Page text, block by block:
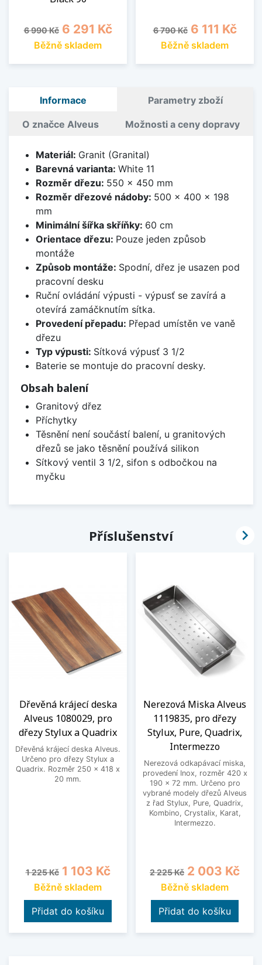
Běžná cena
6 990 Kč Cena
6 291 Kč
Běžně skladem
Běžná cena
6 790 Kč Cena
6 111 Kč
Běžně skladem
Informace Parametry zboží
O značce Alveus Možnosti a ceny dopravy
Materiál: Granit (Granital)
Barevná varianta: White 11
Rozměr dřezu: 550 x 450 mm
Rozměr dřezové nádoby: 500 x 400 x 198
mm
Minimální šířka skříňky: 60 cm
Orientace dřezu: Pouze jeden způsob
montáže
Způsob montáže: Spodní, dřez je usazen pod
pracovní desku
Ruční ovládání výpusti - výpusť se zavírá a
otevírá zamáčknutím sítka.
Provedení přepadu: Přepad umístěn ve vaně
dřezu
Typ výpusti: Sítková výpusť 3 1/2
Baterie se montuje do pracovní desky.
Obsah balení
Granitový dřez
Příchytky
Těsnění není součástí balení, u granitových
dřezů se jako těsnění používá silikon
Sítkový ventil 3 1/2, sifon s odbočkou na
myčku
Příslušenství
Dřevěná krájecí deska
Alveus 1080029, pro
dřezy Stylux a Quadrix
Dřevěná krájecí deska Alveus.
Určeno pro dřezy Stylux a
Quadrix. Rozměr 250 x 418 x
20 mm.
Běžná cena
1 225 Kč Cena
1 103 Kč
Běžně skladem
Přidat do košíku
Nerezová Miska Alveus
1119835, pro dřezy
Stylux, Pure, Quadrix,
Intermezzo
Nerezová odkapávací miska,
provedení Inox, rozměr 420 x
190 x 72 mm. Určeno pro
vybrané modely dřezů Alveus
z řad Stylux, Pure, Quadrix,
Kombino, Crystalix, Karat,
Intermezzo.
Běžná cena
2 225 Kč Cena
2 003 Kč
Běžně skladem
Přidat do košíku
